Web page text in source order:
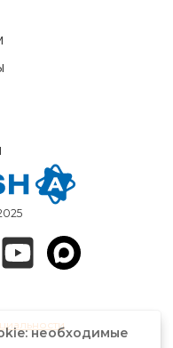
необходимые